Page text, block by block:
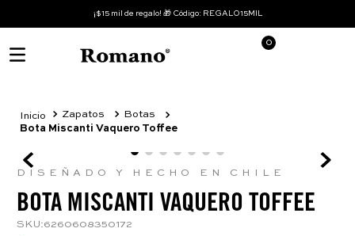
¡$15 mil de regalo! 🎁 Código: REGALO15MIL
0
Zapatos
Botas
Bota Miscanti Vaquero Toffee
DISEÑADO Y HECHO EN CHILE
BOTA MISCANTI VAQUERO TOFFEE
SKU:6260608350172